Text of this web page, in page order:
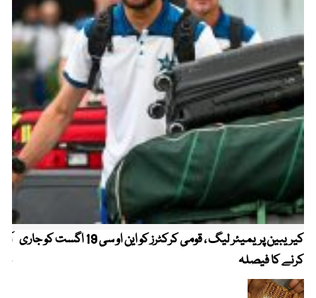
کیریبین پریمیئر لیگ ، قومی کرکٹرز کو این او سی 19 اگست کو جاری
کرنے کا فیصلہ